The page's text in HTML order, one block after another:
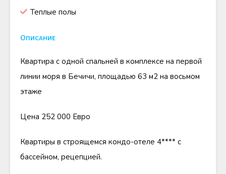
Теплые полы
Описание
Квартира с одной спальней в комплексе на первой
линии моря в Бечичи, площадью 63 м2 на восьмом
этаже
Цена 252 000 Евро
Квартиры в строящемся кондо-отеле 4**** с
бассейном, рецепцией.